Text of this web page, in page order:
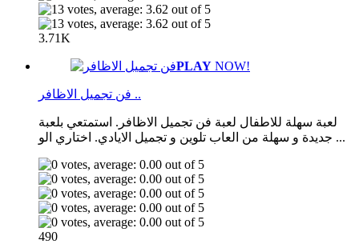
3.71K
PLAY NOW!
فن تجميل الاظافر ..
لعبة سهلة للاطفال لعبة فن تجميل الاظافر. استمتعي بلعبة
جديدة و سهلة من العاب تلوين و تجميل الايادي. اختاري الو ...
490